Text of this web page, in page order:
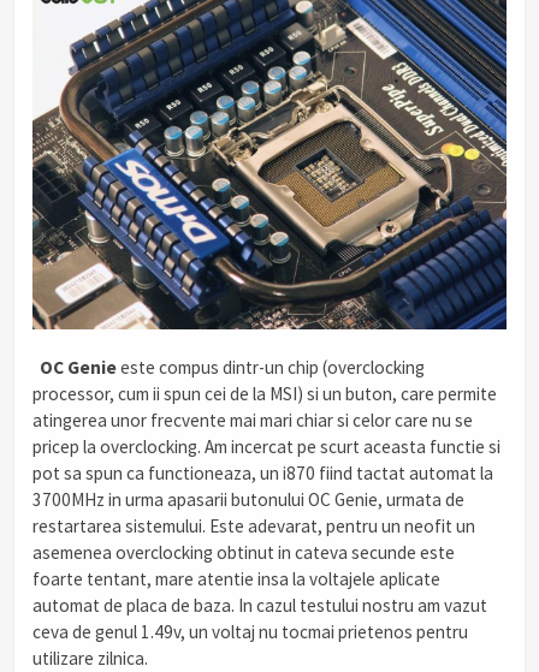
OC Genieeste compus dintr-un chip (overclocking
processor, cum ii spun cei de la MSI) si un buton, care permite
atingerea unor frecvente mai mari chiar si celor care nu se
pricep la overclocking. Am incercat pe scurt aceasta functie si
pot sa spun ca functioneaza, un i870 fiind tactat automat la
3700MHz in urma apasarii butonului OC Genie, urmata de
restartarea sistemului. Este adevarat, pentru un neofit un
asemenea overclocking obtinut in cateva secunde este
foarte tentant, mare atentie insa la voltajele aplicate
automat de placa de baza. In cazul testului nostru am vazut
ceva de genul 1.49v, un voltaj nu tocmai prietenos pentru
utilizare zilnica.